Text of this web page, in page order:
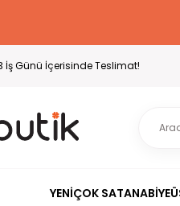
İş Günü İçerisinde Teslimat!
YENİÇOK SATANABİYE